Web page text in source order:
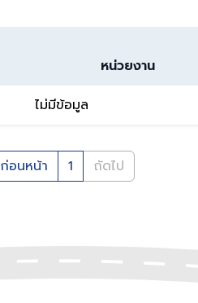
หน่วยงาน
ไม่มีข้อมูล
ก่อนหน้า 1 ถัดไป